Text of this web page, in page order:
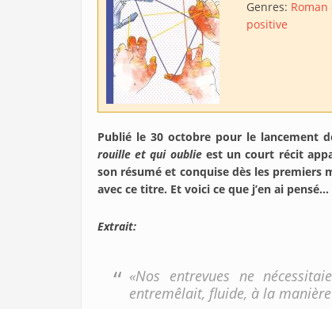
Genres:
positive
Publié le 30 octobre pour le lancement
rouille et qui oublieest un court récit
son résumé et conquise dès les premiers
avec ce titre. Et voici ce que j’en ai pensé…
Extrait:
«Nos entrevues ne
entremêlait, fluide, à la